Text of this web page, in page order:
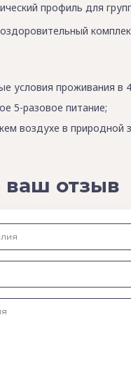
профиль для
условия проживания в
5-разовое питание;
воздухе в природной
ваш отзыв